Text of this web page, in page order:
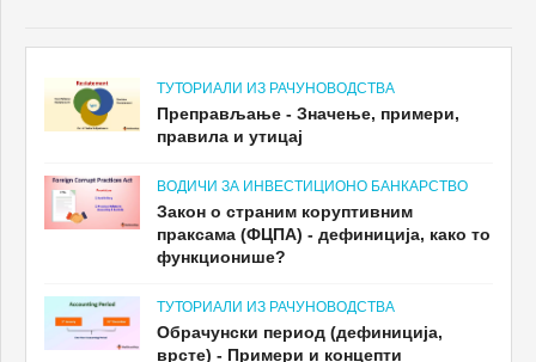
ТУТОРИАЛИ ИЗ РАЧУНОВОДСТВА
Преправљање - Значење, примери,
правила и утицај
ВОДИЧИ ЗА ИНВЕСТИЦИОНО БАНКАРСТВО
Закон о страним коруптивним
праксама (ФЦПА) - дефиниција, како то
функционише?
ТУТОРИАЛИ ИЗ РАЧУНОВОДСТВА
Обрачунски период (дефиниција,
врсте) - Примери и концепти